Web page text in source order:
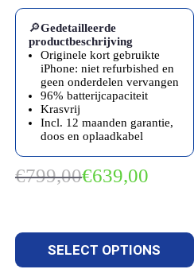
🔎Gedetailleerde
productbeschrijving
Originele kort gebruikte
iPhone: niet refurbished en
geen onderdelen vervangen
96% batterijcapaciteit
Krasvrij
Incl. 12 maanden garantie,
doos en oplaadkabel
€799,00Oorspronkelijke
€639,00
Huidige
SELECT OPTIONS